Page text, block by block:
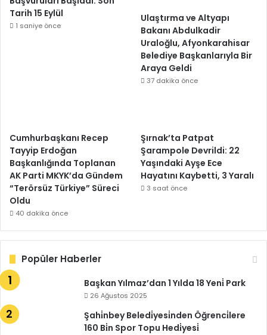
Tarih 15 Eylül
1 saniye önce
Ulaştırma ve Altyapı
Bakanı Abdulkadir
Uraloğlu, Afyonkarahisar
Belediye Başkanlarıyla Bir
Araya Geldi
37 dakika önce
Cumhurbaşkanı Recep
Tayyip Erdoğan
Başkanlığında Toplanan
AK Parti MKYK’da Gündem
“Terörsüz Türkiye” Süreci
Oldu
40 dakika önce
Şırnak’ta Patpat
Şarampole Devrildi: 22
Yaşındaki Ayşe Ece
Hayatını Kaybetti, 3 Yaralı
3 saat önce
Popüler Haberler
Başkan Yılmaz’dan 1 Yılda 18 Yeni̇ Park
26 Ağustos 2025
Şahi̇nbey Beledi̇yesi̇nden Öğrenci̇lere
160 Bi̇n Spor Topu Hedi̇yesi̇